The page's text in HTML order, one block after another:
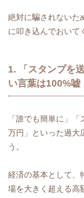
絶対に騙されないた
に叩き込んでおいて
1. 「スタンプを
い言葉は100%嘘
「誰でも簡単に」
万円」といった過大
う。
経済の基本として、
場を大きく超える高